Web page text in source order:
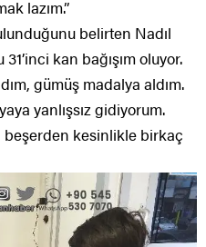
lazım.”
belirten Nadıl
kan bağışım oluyor.
gümüş madalya aldım.
yanlışsız gidiyorum.
beşerden kesinlikle birkaç